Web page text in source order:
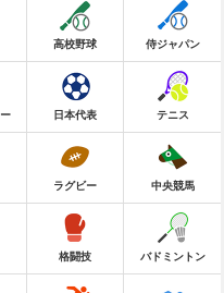
高校野球 侍ジャパン
日本代表 テニス
ラグビー 中央競馬
格闘技 バドミントン